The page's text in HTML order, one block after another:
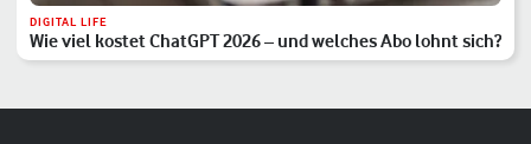
DIGITAL LIFE
Wie viel kostet ChatGPT 2026 – und welches Abo lohnt sich?